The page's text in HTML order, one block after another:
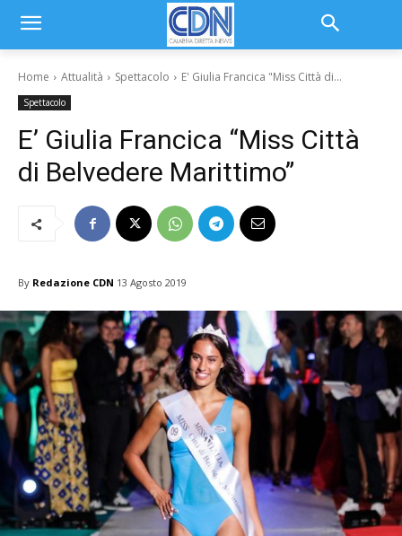
Home Attualità Spettacolo E' Giulia Francica "Miss Città di...
Spettacolo
E’ Giulia Francica “Miss Città
di Belvedere Marittimo”
By Redazione CDN 13 Agosto 2019